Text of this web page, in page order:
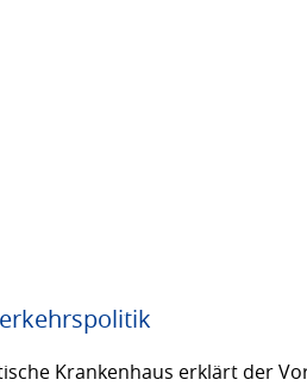
Krankenhaus erklärt der